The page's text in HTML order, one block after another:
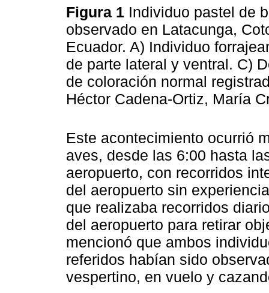
Figura 1 Individuo pastel de
observado en Latacunga,
Ecuador. A) Individuo
de parte lateral y ventral. C)
de coloración normal
Héctor Cadena-Ortiz, María
Este acontecimiento ocurrió
aves, desde las 6:00 hasta
aeropuerto, con recorridos
del aeropuerto sin
que realizaba recorridos
del aeropuerto para retirar
mencionó que ambos
referidos habían sido
vespertino, en vuelo y